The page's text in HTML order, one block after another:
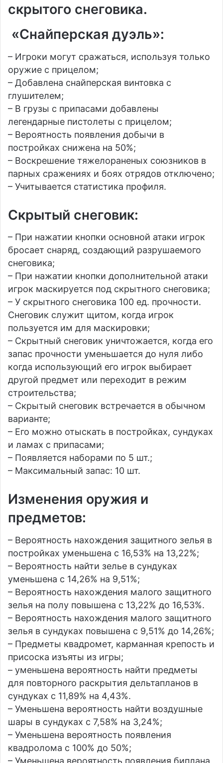
скрытого снеговика.
«Снайперская дуэль»:
– Игроки могут сражаться, используя только
оружие с прицелом;
– Добавлена снайперская винтовка с
глушителем;
– В грузы с припасами добавлены
легендарные пистолеты с прицелом;
– Вероятность появления добычи в
постройках снижена на 50%;
– Воскрешение тяжелораненых союзников в
парных сражениях и боях отрядов отключено;
– Учитывается статистика профиля.
Скрытый снеговик:
– При нажатии кнопки основной атаки игрок
бросает снаряд, создающий разрушаемого
снеговика;
– При нажатии кнопки дополнительной атаки
игрок маскируется под скрытного снеговика;
– У скрытного снеговика 100 ед. прочности.
Снеговик служит щитом, когда игрок
пользуется им для маскировки;
– Скрытный снеговик уничтожается, когда его
запас прочности уменьшается до нуля либо
когда использующий его игрок выбирает
другой предмет или переходит в режим
строительства;
– Скрытый снеговик встречается в обычном
варианте;
– Его можно отыскать в постройках, сундуках
и ламах с припасами;
– Появляется наборами по 5 шт.;
– Максимальный запас: 10 шт.
Изменения оружия и
предметов:
– Вероятность нахождения защитного зелья в
постройках уменьшена с 16,53% на 13,22%;
– Вероятность найти зелье в сундуках
уменьшена с 14,26% на 9,51%;
– Вероятность нахождения малого защитного
зелья на полу повышена с 13,22% до 16,53%.
– Вероятность нахождения малого защитного
зелья в сундуках повышена с 9,51% до 14,26%;
– Предметы квадромет, карманная крепость и
присоска изъяты из игры;
– уменьшена вероятность найти предметы
для повторного раскрытия дельтапланов в
сундуках с 11,89% на 4,43%.
– Уменьшена вероятность найти воздушные
шары в сундуках с 7,58% на 3,24%;
– Уменьшена вероятность появления
квадролома с 100% до 50%;
– Уменьшена вероятность появления биплана